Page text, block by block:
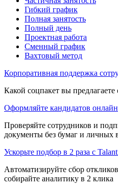
Гибкий график
Полная занятость
Полный день
Проектная работа
Сменный график
Вахтовый метод
Корпоративная поддержка
Какой соцпакет вы
Оформляйте кандидатов онлайн
Проверяйте сотрудников и
документы без бумаг и личных
Ускорьте подбор в 2 раза с
Автоматизируйте сбор
собирайте аналитику в 2 клика